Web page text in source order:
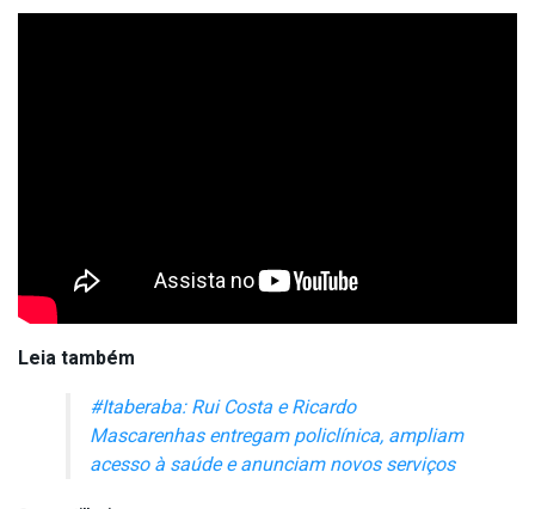
Leia também
#Itaberaba: Rui Costa e Ricardo
Mascarenhas entregam policlínica, ampliam
acesso à saúde e anunciam novos serviços